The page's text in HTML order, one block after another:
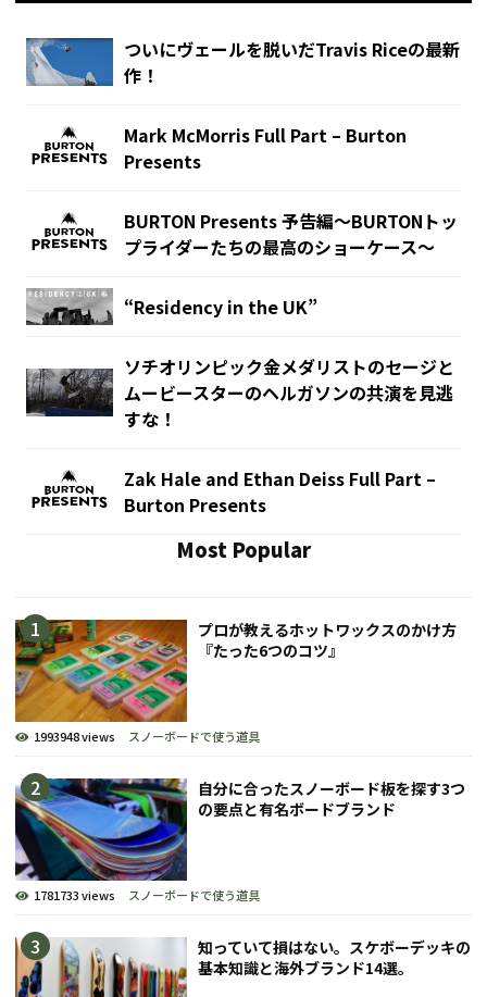
ついにヴェールを脱いだTravis Riceの最新
作！
Mark McMorris Full Part – Burton
Presents
BURTON Presents 予告編〜BURTONトッ
プライダーたちの最高のショーケース〜
“Residency in the UK”
ソチオリンピック金メダリストのセージと
ムービースターのヘルガソンの共演を見逃
すな！
Zak Hale and Ethan Deiss Full Part –
Burton Presents
Most Popular
プロが教えるホットワックスのかけ方
『たった6つのコツ』
1993948 views スノーボードで使う道具
自分に合ったスノーボード板を探す3つ
の要点と有名ボードブランド
1781733 views スノーボードで使う道具
知っていて損はない。スケボーデッキの
基本知識と海外ブランド14選。